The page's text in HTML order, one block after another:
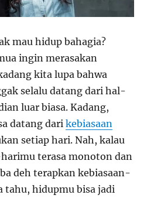
mau hidup bahagia?
ingin merasakan
kita lupa bahwa
selalu datang dari hal-
luar biasa. Kadang,
datang darikebiasaan
setiap hari. Nah, kalau
terasa monoton dan
deh terapkan kebiasaan-
tahu, hidupmu bisa jadi